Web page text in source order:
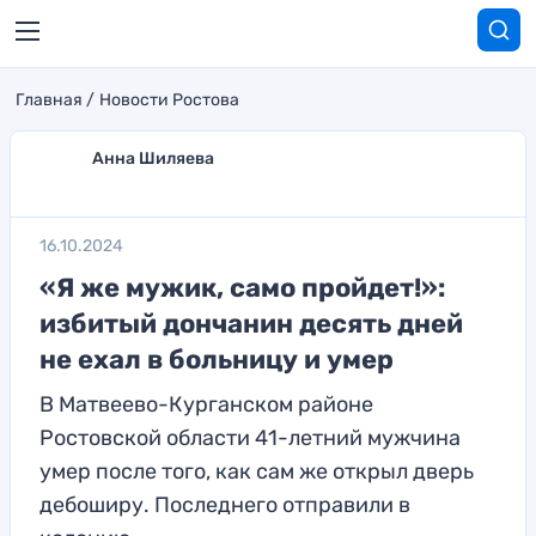
Главная Новости Ростова
Анна Шиляева
16.10.2024
«Я же мужик, само пройдет!»:
избитый дончанин десять дней
не ехал в больницу и умер
В Матвеево-Курганском районе
Ростовской области 41-летний мужчина
умер после того, как сам же открыл дверь
дебоширу. Последнего отправили в